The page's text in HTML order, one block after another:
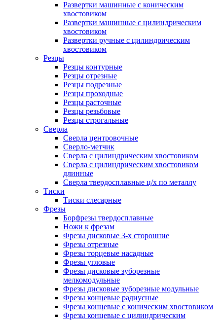
Развертки машинные с коническим
хвостовиком
Развертки машинные с цилиндрическим
хвостовиком
Развертки ручные с цилиндрическим
хвостовиком
Резцы
Резцы контурные
Резцы отрезные
Резцы подрезные
Резцы проходные
Резцы расточные
Резцы резьбовые
Резцы строгальные
Сверла
Сверла центровочные
Сверло-метчик
Сверла с цилиндрическим хвостовиком
Сверла с цилиндрическим хвостовиком
длинные
Сверла твердосплавные ц/х по металлу
Тиски
Тиски слесарные
Фрезы
Борфрезы твердосплавные
Ножи к фрезам
Фрезы дисковые 3-х сторонние
Фрезы отрезные
Фрезы торцевые насадные
Фрезы угловые
Фрезы дисковые зуборезные
мелкомодульные
Фрезы дисковые зуборезные модульные
Фрезы концевые радиусные
Фрезы концевые с коническим хвостовиком
Фрезы концевые с цилиндрическим